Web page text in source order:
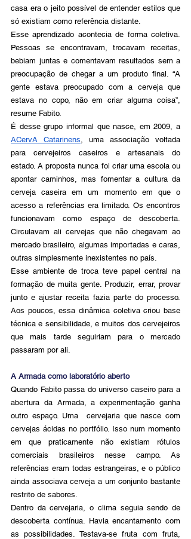
casa era o jeito possível de entender estilos que
só existiam como referência distante.
Esse aprendizado acontecia de forma coletiva.
Pessoas se encontravam, trocavam receitas,
bebiam juntas e comentavam resultados sem a
preocupação de chegar a um produto final. “A
gente estava preocupado com a cerveja que
estava no copo, não em criar alguma coisa”,
resume Fabito.
ACervA Catarinens, uma associação voltada
para cervejeiros caseiros e artesanais do
estado. A proposta nunca foi criar uma escola ou
apontar caminhos, mas fomentar a cultura da
cerveja caseira em um momento em que o
acesso a referências era limitado. Os encontros
funcionavam como espaço de descoberta.
Circulavam ali cervejas que não chegavam ao
mercado brasileiro, algumas importadas e caras,
outras simplesmente inexistentes no país.
Esse ambiente de troca teve papel central na
formação de muita gente. Produzir, errar, provar
junto e ajustar receita fazia parte do processo.
Aos poucos, essa dinâmica coletiva criou base
técnica e sensibilidade, e muitos dos cervejeiros
que mais tarde seguiriam para o mercado
passaram por ali.
A Armada como laboratório aberto
Quando Fabito passa do universo caseiro para a
abertura da Armada, a experimentação ganha
outro espaço. Uma  cervejaria que nasce com
cervejas ácidas no portfólio. Isso num momento
em que praticamente não existiam rótulos
comerciais brasileiros nesse campo. As
referências eram todas estrangeiras, e o público
ainda associava cerveja a um conjunto bastante
restrito de sabores.
Dentro da cervejaria, o clima seguia sendo de
descoberta contínua. Havia encantamento com
as possibilidades. Testava-se fruta com fruta,